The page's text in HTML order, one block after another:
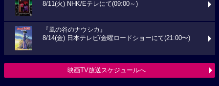
8/11(火) NHK/Eテレにて(09:00～)
『風の谷のナウシカ』
8/14(金) 日本テレビ/金曜ロードショーにて(21:00〜)
映画TV放送スケジュールへ